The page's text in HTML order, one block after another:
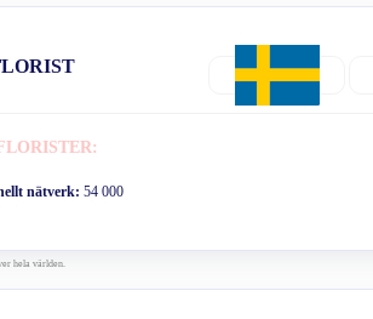
nätverk:54 000
hela världen.